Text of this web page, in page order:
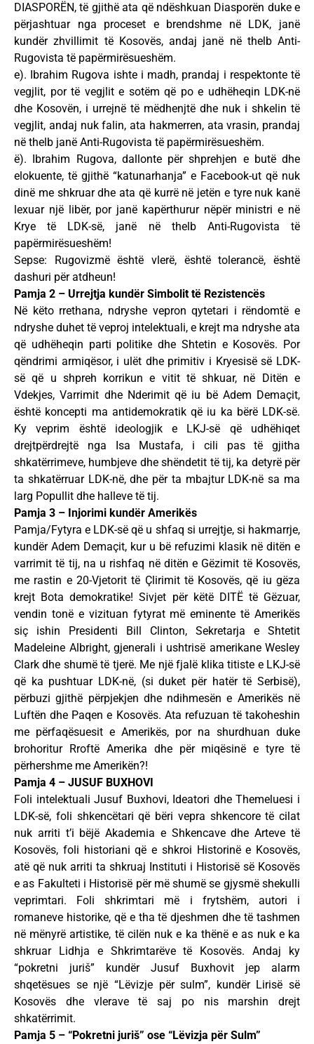
DIASPORËN, të gjithë ata që ndëshkuan Diasporën duke e
përjashtuar nga proceset e brendshme në LDK, janë
kundër zhvillimit të Kosovës, andaj janë në thelb Anti-
Rugovista të papërmirësueshëm.
e). Ibrahim Rugova ishte i madh, prandaj i respektonte të
vegjlit, por të vegjlit e sotëm që po e udhëheqin LDK-në
dhe Kosovën, i urrejnë të mëdhenjtë dhe nuk i shkelin të
vegjlit, andaj nuk falin, ata hakmerren, ata vrasin, prandaj
në thelb janë Anti-Rugovista të papërmirësueshëm.
ë). Ibrahim Rugova, dallonte për shprehjen e butë dhe
elokuente, të gjithë “katunarhanja” e Facebook-ut që nuk
dinë me shkruar dhe ata që kurrë në jetën e tyre nuk kanë
lexuar një libër, por janë kapërthurur nëpër ministri e në
Krye të LDK-së, janë në thelb Anti-Rugovista të
papërmirësueshëm!
Sepse: Rugovizmë është vlerë, është tolerancë, është
dashuri për atdheun!
Pamja 2 – Urrejtja kundër Simbolit të Rezistencës
Në këto rrethana, ndryshe vepron qytetari i rëndomtë e
ndryshe duhet të veproj intelektuali, e krejt ma ndryshe ata
që udhëheqin parti politike dhe Shtetin e Kosovës. Por
qëndrimi armiqësor, i ulët dhe primitiv i Kryesisë së LDK-
së që u shpreh korrikun e vitit të shkuar, në Ditën e
Vdekjes, Varrimit dhe Nderimit që iu bë Adem Demaçit,
është koncepti ma antidemokratik që iu ka bërë LDK-së.
Ky veprim është ideologjik e LKJ-së që udhëhiqet
drejtpërdrejtë nga Isa Mustafa, i cili pas të gjitha
shkatërrimeve, humbjeve dhe shëndetit të tij, ka detyrë për
ta shkatërruar LDK-në, dhe për ta mbajtur LDK-në sa ma
larg Popullit dhe halleve të tij.
Pamja 3 – Injorimi kundër Amerikës
Pamja/Fytyra e LDK-së që u shfaq si urrejtje, si hakmarrje,
kundër Adem Demaçit, kur u bë refuzimi klasik në ditën e
varrimit të tij, na u rishfaq në ditën e Gëzimit të Kosovës,
me rastin e 20-Vjetorit të Çlirimit të Kosovës, që iu gëza
krejt Bota demokratike! Sivjet për këtë DITË të Gëzuar,
vendin tonë e vizituan fytyrat më eminente të Amerikës
siç ishin Presidenti Bill Clinton, Sekretarja e Shtetit
Madeleine Albright, gjenerali i ushtrisë amerikane Wesley
Clark dhe shumë të tjerë. Me një fjalë klika titiste e LKJ-së
që ka pushtuar LDK-në, (si duket për hatër të Serbisë),
përbuzi gjithë përpjekjen dhe ndihmesën e Amerikës në
Luftën dhe Paqen e Kosovës. Ata refuzuan të takoheshin
me përfaqësuesit e Amerikës, por na shurdhuan duke
brohoritur Rroftë Amerika dhe për miqësinë e tyre të
përhershme me Amerikën?!
Pamja 4 – JUSUF BUXHOVI
Foli intelektuali Jusuf Buxhovi, Ideatori dhe Themeluesi i
LDK-së, foli shkencëtari që bëri vepra shkencore të cilat
nuk arriti t’i bëjë Akademia e Shkencave dhe Arteve të
Kosovës, foli historiani që e shkroi Historinë e Kosovës,
atë që nuk arriti ta shkruaj Instituti i Historisë së Kosovës
e as Fakulteti i Historisë për më shumë se gjysmë shekulli
veprimtari. Foli shkrimtari më i frytshëm, autori i
romaneve historike, që e tha të djeshmen dhe të tashmen
në mënyrë artistike, të cilën nuk e ka thënë e as nuk e ka
shkruar Lidhja e Shkrimtarëve të Kosovës. Andaj ky
“pokretni juriš” kundër Jusuf Buxhovit jep alarm
shqetësues se një “Lëvizje për sulm”, kundër Lirisë së
Kosovës dhe vlerave të saj po nis marshin drejt
shkatërrimit.
Pamja 5 – “Pokretni juriš” ose “Lëvizja për Sulm”